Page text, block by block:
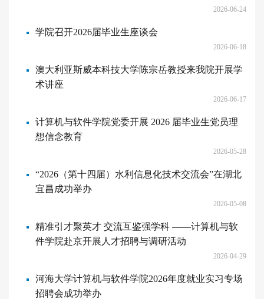
2026-06-24
学院召开2026届毕业生座谈会
2026-06-18
澳大利亚斯威本科技大学陈宗岳教授来我院开展学
术讲座
2026-06-17
计算机与软件学院党委开展 2026 届毕业生党员理
想信念教育
2026-05-28
“2026（第十四届）水利信息化技术交流会”在湖北
宜昌成功举办
2026-05-08
精准引才聚英才 交流互鉴强学科 ——计算机与软
件学院赴京开展人才招聘与调研活动
2026-04-29
河海大学计算机与软件学院2026年度就业实习专场
招聘会成功举办